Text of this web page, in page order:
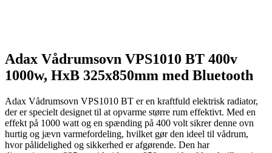
Adax Vådrumsovn VPS1010 BT 400v
1000w, HxB 325x850mm med Bluetooth
Adax Vådrumsovn VPS1010 BT er en kraftfuld elektrisk radiator,
der er specielt designet til at opvarme større rum effektivt. Med en
effekt på 1000 watt og en spænding på 400 volt sikrer denne ovn
hurtig og jævn varmefordeling, hvilket gør den ideel til vådrum,
hvor pålidelighed og sikkerhed er afgørende. Den har